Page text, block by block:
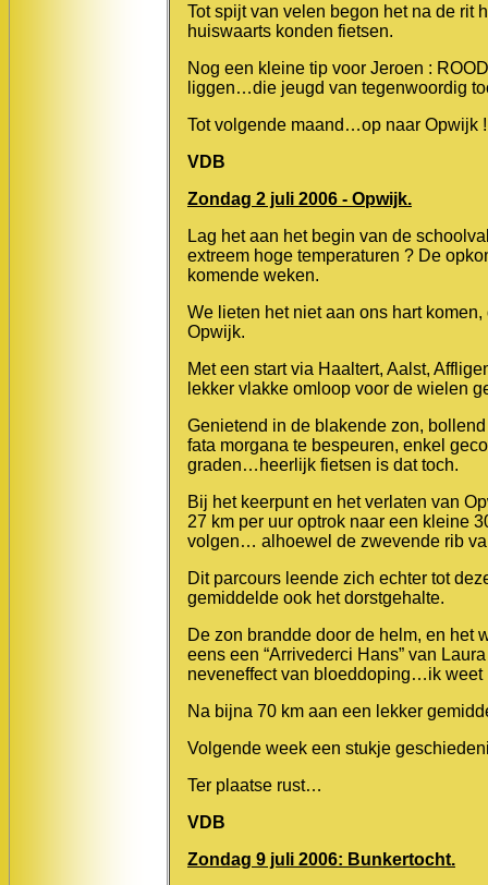
Tot spijt van velen begon het na de rit
huiswaarts konden fietsen.
Nog een kleine tip voor Jeroen :
liggen…die jeugd van tegenwoordig
Tot volgende maand…op naar Opwijk
VDB
Zondag 2 juli 2006 - Opwijk.
Lag het aan het begin van de
extreem hoge temperaturen ? De
komende weken.
We lieten het niet aan ons hart
Opwijk.
Met een start via Haaltert, Aalst,
lekker vlakke omloop voor de wielen
Genietend in de blakende zon,
fata morgana te bespeuren, enkel
graden…heerlijk fietsen is dat toch.
Bij het keerpunt en het verlaten van
27 km per uur optrok naar een kleine
volgen… alhoewel de zwevende rib
Dit parcours leende zich echter tot
gemiddelde ook het dorstgehalte.
De zon brandde door de helm, en het
eens een “Arrivederci Hans” van
neveneffect van bloeddoping…ik weet
Na bijna 70 km aan een lekker
Volgende week een stukje
Ter plaatse rust…
VDB
Zondag 9 juli 2006: Bunkertocht.